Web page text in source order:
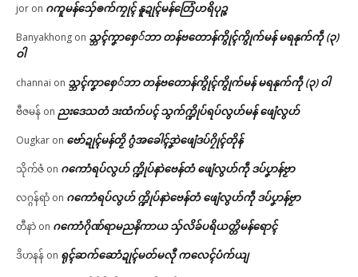
jor on ဂကူမန်​သှ်ေၜက်ကၠုၚ် နူဍုၚ်မန်တြေံဟရိပုဉ္ဇ
Banyakhong on သ္ဘၚ်ကၞာစှေ်ဘာ တန်ဗတောန်ကွိုၚ်ကွိုက်မန် မရနုက်ကဵု (၃)
ဝါ
channai on သ္ဘၚ်ကၞာစှေ်ဘာ တန်ဗတောန်ကွိုၚ်ကွိုက်မန် မရနုက်ကဵု (၃) ဝါ
ဗီဇမန် on ညးဒေသတံ ဒးထံက်ပၚ် သွက်က္ဍိုပ်ရပ်လွဟ်မန် ဖျေံလွဟ်
Ougkar on ဗော်ဍုၚ်မန်တၟိ ဂွံအခေါၚ်ဒၞာဲဖျေံဒပ်ဂၠိုၚ်တိုန်
သိုက်ဇံ on ဂကောံရပ်လွဟ် က္ဍိုပ်နာဲဗေန်တံ ဖျေံလွဟ်ကဵု ဒပ်ပၞာန်ဗၟာ
လဂ္ဂန်ရာံ on ဂကောံရပ်လွဟ် က္ဍိုပ်နာဲဗေန်တံ ဖျေံလွဟ်ကဵု ဒပ်ပၞာန်ဗၟာ
တီနာဲ on ဂကောံဂိုဏ်ရာမညနိကာယ သှ်လိခ်ပရိယတ္တိမန်ရောၚ်
ဒိဟနန် on ရုၚ်ဆက်ဆောံဍုၚ်မတ်မလီု ကလေၚ်ပံက်ယျ